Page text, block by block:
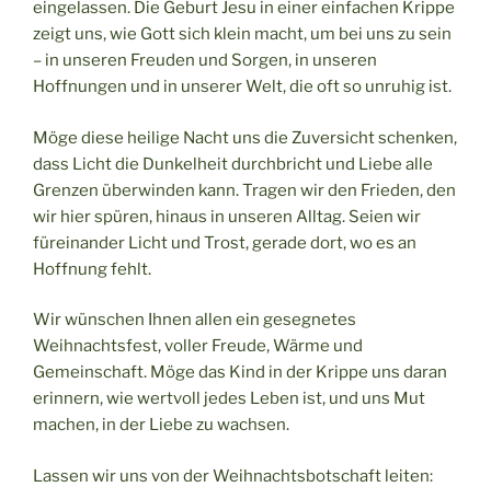
eingelassen. Die Geburt Jesu in einer einfachen Krippe
zeigt uns, wie Gott sich klein macht, um bei uns zu sein
– in unseren Freuden und Sorgen, in unseren
Hoffnungen und in unserer Welt, die oft so unruhig ist.
Möge diese heilige Nacht uns die Zuversicht schenken,
dass Licht die Dunkelheit durchbricht und Liebe alle
Grenzen überwinden kann. Tragen wir den Frieden, den
wir hier spüren, hinaus in unseren Alltag. Seien wir
füreinander Licht und Trost, gerade dort, wo es an
Hoffnung fehlt.
Wir wünschen Ihnen allen ein gesegnetes
Weihnachtsfest, voller Freude, Wärme und
Gemeinschaft. Möge das Kind in der Krippe uns daran
erinnern, wie wertvoll jedes Leben ist, und uns Mut
machen, in der Liebe zu wachsen.
Lassen wir uns von der Weihnachtsbotschaft leiten: